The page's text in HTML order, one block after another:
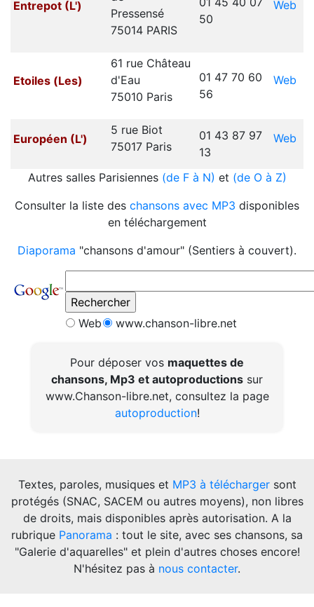
Entrepot (L')
Pressensé
75014 PARIS
50
Web
Etoiles (Les)
61 rue Château
d'Eau
75010 Paris
01 47 70 60
56
Web
Européen (L')
5 rue Biot
75017 Paris
01 43 87 97
13
Web
Autres salles Parisiennes (de F à N) et (de O à Z)
Consulter la liste des chansons avec MP3 disponibles
en téléchargement
Diaporama "chansons d'amour" (Sentiers à couvert).
Web www.chanson-libre.net
Pour déposer vos maquettes de
chansons, Mp3 et autoproductions sur
www.Chanson-libre.net, consultez la page
autoproduction!
Textes, paroles, musiques et MP3 à téléchargersont
protégés (SNAC, SACEM ou autres moyens), non libres
de droits, mais disponibles après autorisation. A la
rubrique Panorama : tout le site, avec ses chansons, sa
"Galerie d'aquarelles" et plein d'autres choses encore!
N'hésitez pas à nous contacter.